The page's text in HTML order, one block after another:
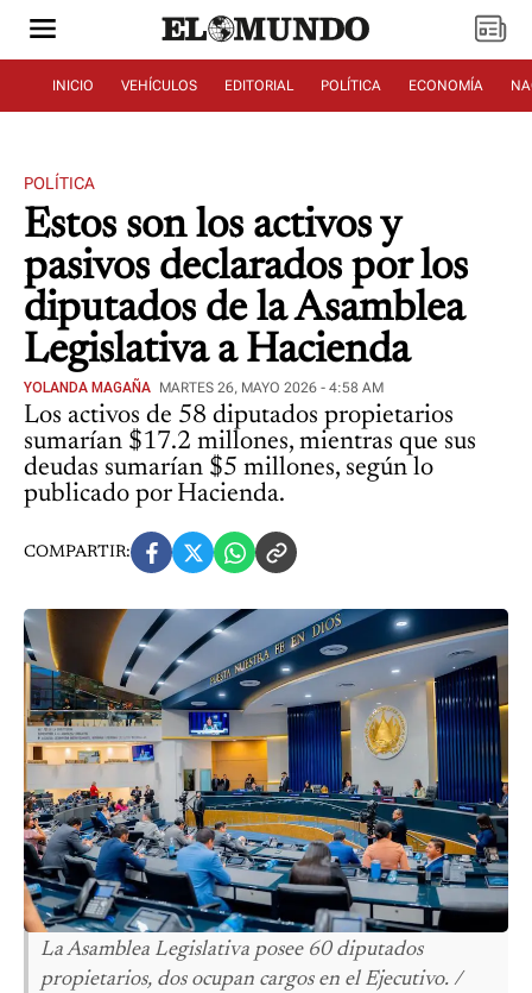
INICIO VEHÍCULOS EDITORIAL POLÍTICA ECONOMÍA
POLÍTICA
Estos son los activos y
pasivos declarados por los
diputados de la Asamblea
Legislativa a Hacienda
YOLANDA MAGAÑA MARTES 26, MAYO 2026 - 4:58 AM
Los activos de 58 diputados propietarios
sumarían $17.2 millones, mientras que sus
deudas sumarían $5 millones, según lo
publicado por Hacienda.
COMPARTIR:
La Asamblea Legislativa posee 60 diputados
propietarios, dos ocupan cargos en el Ejecutivo. /